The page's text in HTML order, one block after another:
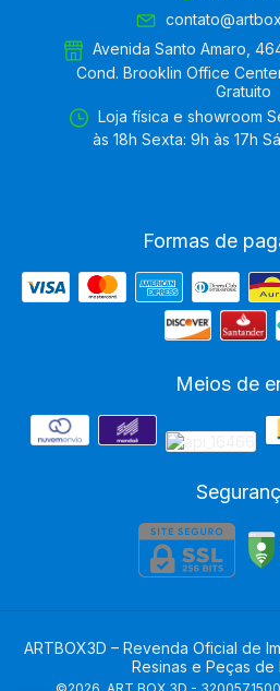
Avenida Santo Amaro,
Cond. Brooklin Office
Gratuito
Loja física e showroom
às 18h Sexta: 9h às 17h
Formas de
Meios de
ARTBOX3D – Revenda Oficial de
Resinas e Peças de